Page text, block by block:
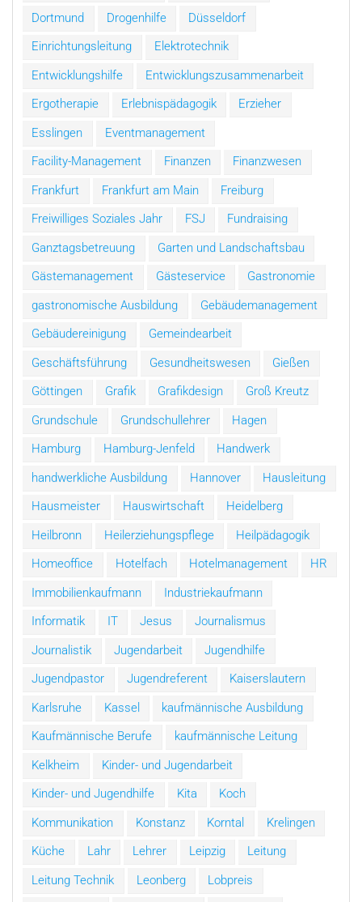
Dortmund
Drogenhilfe
Düsseldorf
Einrichtungsleitung
Elektrotechnik
Entwicklungshilfe
Entwicklungszusammenarbeit
Ergotherapie
Erlebnispädagogik
Erzieher
Esslingen
Eventmanagement
Facility-Management
Finanzen
Finanzwesen
Frankfurt
Frankfurt am Main
Freiburg
Freiwilliges Soziales Jahr
FSJ
Fundraising
Ganztagsbetreuung
Garten und Landschaftsbau
Gästemanagement
Gästeservice
Gastronomie
gastronomische Ausbildung
Gebäudemanagement
Gebäudereinigung
Gemeindearbeit
Geschäftsführung
Gesundheitswesen
Gießen
Göttingen
Grafik Grafikdesign
Groß Kreutz
Grundschule
Grundschullehrer
Hagen
Hamburg
Hamburg-Jenfeld
Handwerk
handwerkliche Ausbildung
Hannover
Hausleitung
Hausmeister
Hauswirtschaft
Heidelberg
Heilbronn
Heilerziehungspflege
Heilpädagogik
Homeoffice
Hotelfach Hotelmanagement
HR
Immobilienkaufmann
Industriekaufmann
Informatik
IT Jesus
Journalismus
Journalistik
Jugendarbeit
Jugendhilfe
Jugendpastor
Jugendreferent
Kaiserslautern
Karlsruhe
Kassel
kaufmännische Ausbildung
Kaufmännische Berufe
kaufmännische Leitung
Kelkheim
Kinder- und Jugendarbeit
Kinder- und Jugendhilfe
Kita
Koch
Kommunikation
Konstanz Korntal
Krelingen
Küche
Lahr Lehrer Leipzig
Leitung
Leitung Technik
Leonberg
Lobpreis